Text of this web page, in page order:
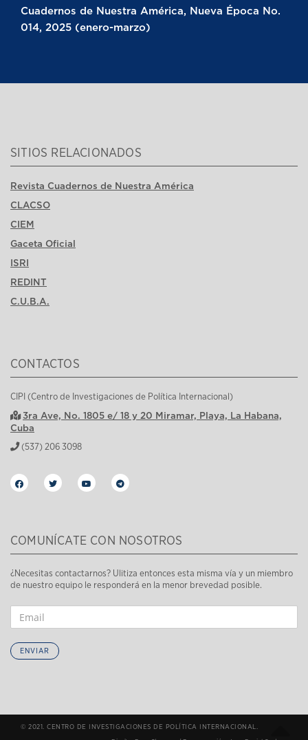
Cuadernos de Nuestra América, Nueva Época No.
014, 2025 (enero-marzo)
SITIOS RELACIONADOS
Revista Cuadernos de Nuestra América
CLACSO
CIEM
Gaceta Oficial
ISRI
REDINT
C.U.B.A.
CONTACTOS
CIPI (Centro de Investigaciones de Política Internacional)
3ra Ave, No. 1805 e/ 18 y 20 Miramar, Playa, La Habana,
Cuba
(537) 206 3098
COMUNÍCATE CON NOSOTROS
¿Necesitas contactarnos? Ulitiza entonces esta misma vía y un miembro
de nuestro equipo le responderá en la menor brevedad posible.
ENVIAR
© 2021. CENTRO DE INVESTIGACIONES DE POLÍTICA INTERNACIONAL.